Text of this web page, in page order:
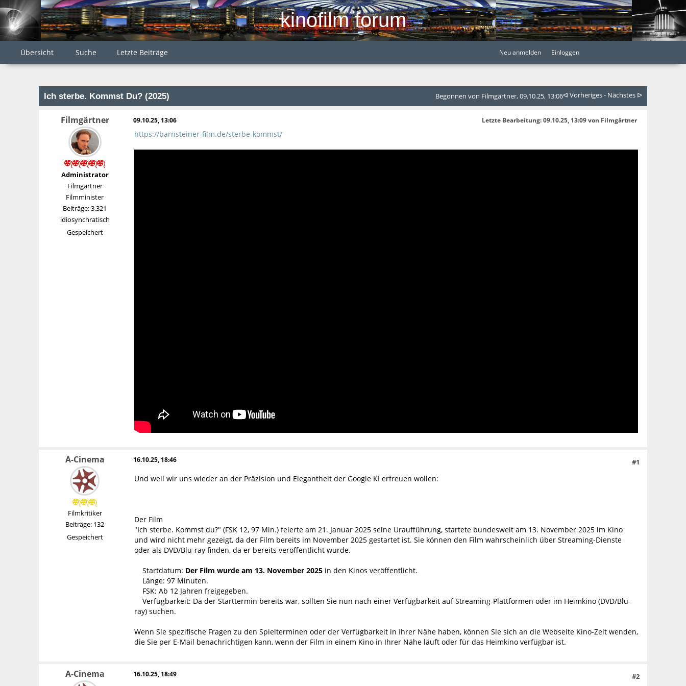
kinofilm forum
Übersicht Suche Letzte Beiträge Neu anmelden Einloggen
Ich sterbe. Kommst Du? (2025) Begonnen von Filmgärtner, 09.10.25, 13:06ᐊ Vorheriges- Nächstes ᐅ
Filmgärtner
Administrator
Filmgärtner
Filmminister
Beiträge: 3.321
idiosynchratisch
Gespeichert
09.10.25, 13:06 Letzte Bearbeitung: 09.10.25, 13:09 von Filmgärtner
https://barnsteiner-film.de/sterbe-kommst/
A-Cinema
Filmkritiker
Beiträge: 132
Gespeichert
16.10.25, 18:46 #1
Und weil wir uns wieder an der Präzision und Elegantheit der Google KI erfreuen wollen:
Der Film
"Ich sterbe. Kommst du?" (FSK 12, 97 Min.) feierte am 21. Januar 2025 seine Uraufführung, startete bundesweit am 13. November 2025 im Kino
und wird nicht mehr gezeigt, da der Film bereits im November 2025 gestartet ist. Sie können den Film wahrscheinlich über Streaming-Dienste
oder als DVD/Blu-ray finden, da er bereits veröffentlicht wurde.
Startdatum: Der Film wurde am 13. November 2025 in den Kinos veröffentlicht.
Länge: 97 Minuten.
FSK: Ab 12 Jahren freigegeben.
Verfügbarkeit: Da der Starttermin bereits war, sollten Sie nun nach einer Verfügbarkeit auf Streaming-Plattformen oder im Heimkino (DVD/Blu-
ray) suchen.
Wenn Sie spezifische Fragen zu den Spielterminen oder der Verfügbarkeit in Ihrer Nähe haben, können Sie sich an die Webseite Kino-Zeit wenden,
die Sie per E-Mail benachrichtigen kann, wenn der Film in einem Kino in Ihrer Nähe läuft oder für das Heimkino verfügbar ist.
A-Cinema 16.10.25, 18:49 #2